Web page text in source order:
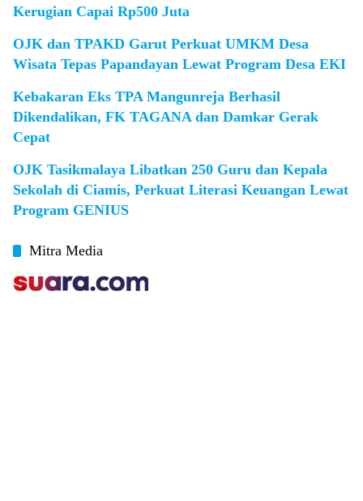
Kerugian Capai Rp500 Juta
OJK dan TPAKD Garut Perkuat UMKM Desa
Wisata Tepas Papandayan Lewat Program Desa EKI
Kebakaran Eks TPA Mangunreja Berhasil
Dikendalikan, FK TAGANA dan Damkar Gerak
Cepat
OJK Tasikmalaya Libatkan 250 Guru dan Kepala
Sekolah di Ciamis, Perkuat Literasi Keuangan Lewat
Program GENIUS
Mitra Media